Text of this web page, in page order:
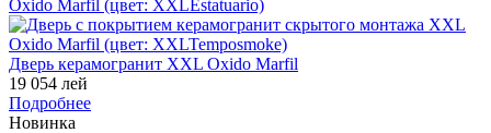
Дверь керамогранит XXL Oxido Marfil
19 054 лей
Подробнее
Новинка